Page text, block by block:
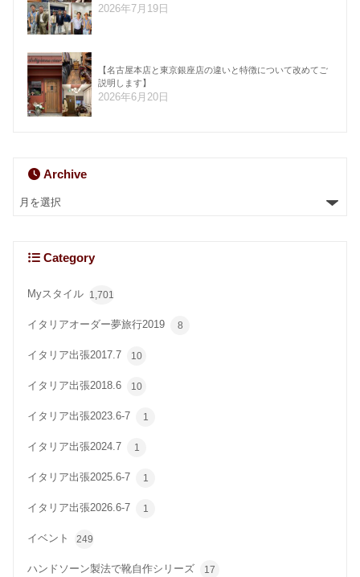
2026年7月19日
【名古屋本店と東京銀座店の違いと特徴について改めてご
説明します】
2026年6月20日
Archive
Category
Myスタイル 1,701
イタリアオーダー夢旅行2019 8
イタリア出張2017.7 10
イタリア出張2018.6 10
イタリア出張2023.6-7 1
イタリア出張2024.7 1
イタリア出張2025.6-7 1
イタリア出張2026.6-7 1
イベント 249
ハンドソーン製法で靴自作シリーズ 17